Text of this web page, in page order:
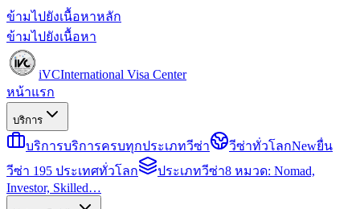
ข้ามไปยังเนื้อหาหลัก
ข้ามไปยังเนื้อหา
iVCInternational Visa Center
หน้าแรก
บริการ
บริการบริการครบทุกประเภทวีซ่า วีซ่าทั่วโลกNewยื่น
วีซ่า 195 ประเทศทั่วโลก
ประเภทวีซ่า8 หมวด: Nomad,
Investor, Skilled…